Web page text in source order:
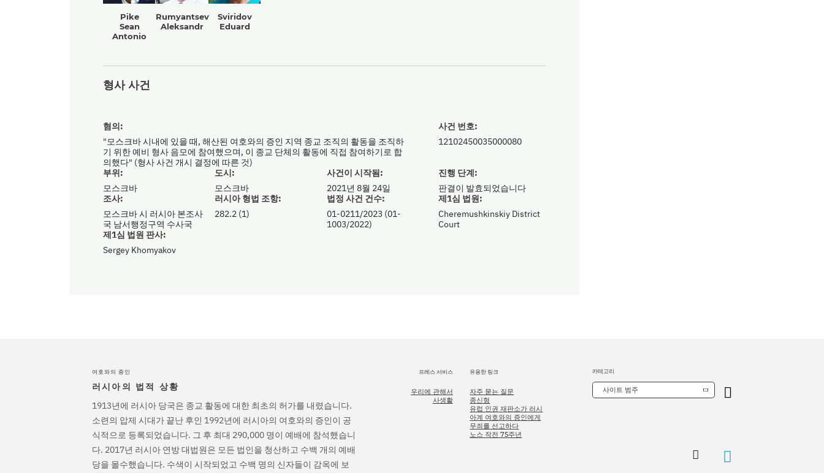
Pike
Sean
Antonio
Rumyantsev
Aleksandr
Sviridov
Eduard
형사 사건
부위:
모스크바
도시:
모스크바
혐의:
"모스크바 시내에 있을 때, 해산된 여호와의 증인 지역 종교 조직의 활동을 조직하
기 위한 예비 형사 음모에 참여했으며, 이 종교 단체의 활동에 직접 참여하기로 합
의했다" (형사 사건 개시 결정에 따른 것)
사건 번호:
12102450035000080
사건이 시작됨:
2021년 8월 24일
진행 단계:
판결이 발효되었습니다
조사:
모스크바 시 러시아 본조사
국 남서행정구역 수사국
러시아 형법 조항:
282.2 (1)
법정 사건 건수:
01-0211/2023 (01-
1003/2022)
제1심 법원:
Cheremushkinskiy District
Court
제1심 법원 판사:
Sergey Khomyakov
여호와의 증인
러시아의 법적 상황
1913년에 러시아 당국은 종교 활동에 대한 최초의 허가를 내렸습니다.
소련의 압제 시대가 끝난 후인 1992년에 러시아의 여호와의 증인이 공
식적으로 등록되었습니다. 그 후 최대 290,000 명이 예배에 참석했습니
다. 2017년 러시아 연방 대법원은 모든 법인을 청산하고 수백 개의 예배
당을 몰수했습니다. 수색이 시작되었고 수백 명의 신자들이 감옥에 보
프레스 서비스
우리에 관해서
사생활
유용한 링크
자주 묻는 질문
종신형
유럽 인권 재판소가 러시
아계 여호와의 증인에게
무죄를 선고하다
노스 작전 75주년
카테고리
사이트 범주